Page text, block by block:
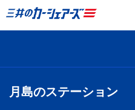
月島のステーション